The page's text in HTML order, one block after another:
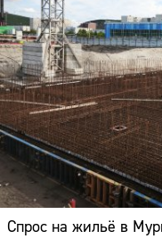
Спрос на жильё в